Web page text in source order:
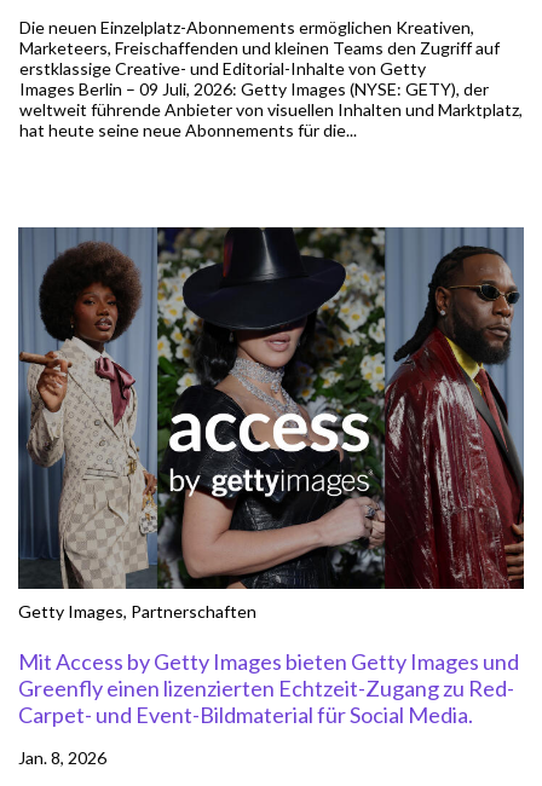
Die neuen Einzelplatz-Abonnements ermöglichen Kreativen,
Marketeers, Freischaffenden und kleinen Teams den Zugriff auf
erstklassige Creative- und Editorial-Inhalte von Getty
Images Berlin – 09 Juli, 2026: Getty Images (NYSE: GETY), der
weltweit führende Anbieter von visuellen Inhalten und Marktplatz,
hat heute seine neue Abonnements für die...
Getty Images, Partnerschaften
Mit Access by Getty Images bieten Getty Images und
Greenfly einen lizenzierten Echtzeit-Zugang zu Red-
Carpet- und Event-Bildmaterial für Social Media.
Jan. 8, 2026